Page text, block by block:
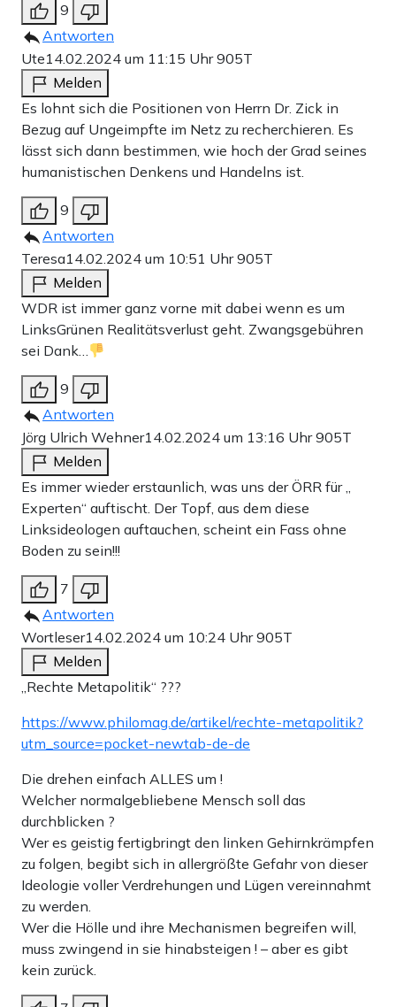
9
Antworten
Ute14.02.2024 um 11:15 Uhr905T
Melden
Es lohnt sich die Positionen von Herrn Dr. Zick in
Bezug auf Ungeimpfte im Netz zu recherchieren. Es
lässt sich dann bestimmen, wie hoch der Grad seines
humanistischen Denkens und Handelns ist.
9
Antworten
Teresa14.02.2024 um 10:51 Uhr905T
Melden
WDR ist immer ganz vorne mit dabei wenn es um
LinksGrünen Realitätsverlust geht. Zwangsgebühren
sei Dank…
9
Antworten
Jörg Ulrich Wehner14.02.2024 um 13:16 Uhr905T
Melden
Es immer wieder erstaunlich, was uns der ÖRR für „
Experten“ auftischt. Der Topf, aus dem diese
Linksideologen auftauchen, scheint ein Fass ohne
Boden zu sein!!!
7
Antworten
Wortleser14.02.2024 um 10:24 Uhr905T
Melden
„Rechte Metapolitik“ ???
https://www.philomag.de/artikel/rechte-metapolitik?
utm_source=pocket-newtab-de-de
Die drehen einfach ALLES um !
Welcher normalgebliebene Mensch soll das
durchblicken ?
Wer es geistig fertigbringt den linken Gehirnkrämpfen
zu folgen, begibt sich in allergrößte Gefahr von dieser
Ideologie voller Verdrehungen und Lügen vereinnahmt
zu werden.
Wer die Hölle und ihre Mechanismen begreifen will,
muss zwingend in sie hinabsteigen ! – aber es gibt
kein zurück.